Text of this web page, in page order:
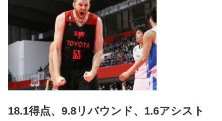
18.1得点、9.8リバウンド、1.6アシスト